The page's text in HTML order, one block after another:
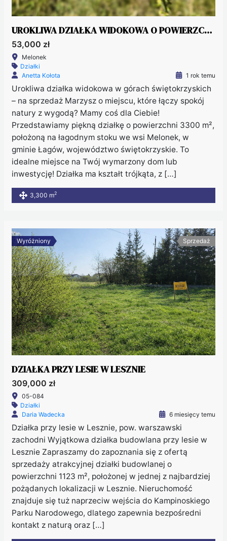
UROKLIWA DZIAŁKA WIDOKOWA O POWIERZCHNI 3300 M² W MALOWNICZEJ OKOLICY!
53,000 zł
Melonek
Działki
Anetta Kołota
1 rok temu
Urokliwa działka widokowa w górach świętokrzyskich
– na sprzedaż Marzysz o miejscu, które łączy spokój
natury z wygodą? Mamy coś dla Ciebie!
Przedstawiamy piękną działkę o powierzchni 3300 m²,
położoną na łagodnym stoku we wsi Melonek, w
gminie Łagów, województwo świętokrzyskie. To
idealne miejsce na Twój wymarzony dom lub
inwestycję! Działka ma kształt trójkąta, z […]
3,300 m2
Wyróżniony Sprzedaż
DZIAŁKA PRZY LESIE W LESZNIE
309,000 zł
05-084
Działki
Daria Wadecka
6 miesięcy temu
Działka przy lesie w Lesznie, pow. warszawski
zachodni Wyjątkowa działka budowlana przy lesie w
Lesznie Zapraszamy do zapoznania się z ofertą
sprzedaży atrakcyjnej działki budowlanej o
powierzchni 1123 m², położonej w jednej z najbardziej
pożądanych lokalizacji w Lesznie. Nieruchomość
znajduje się tuż naprzeciw wejścia do Kampinoskiego
Parku Narodowego, dlatego zapewnia bezpośredni
kontakt z naturą oraz […]